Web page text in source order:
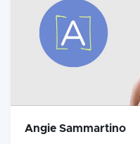
Angie Sammartino